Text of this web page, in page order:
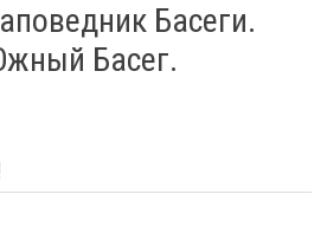
Басеги.
Басег.